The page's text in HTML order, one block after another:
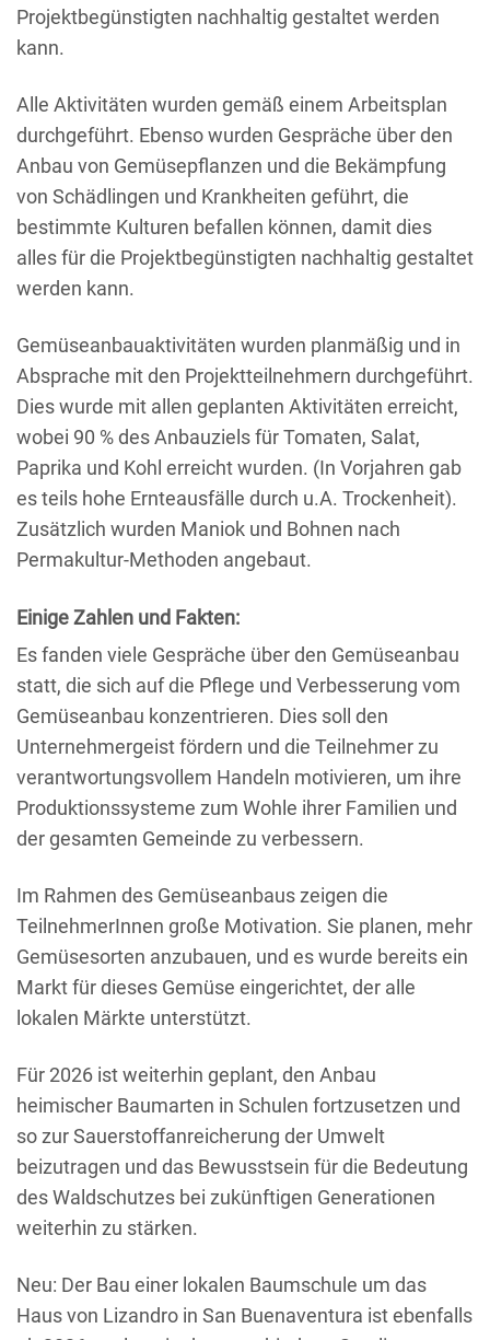
Projektbegünstigten nachhaltig gestaltet werden
kann.
Alle Aktivitäten wurden gemäß einem Arbeitsplan
durchgeführt. Ebenso wurden Gespräche über den
Anbau von Gemüsepflanzen und die Bekämpfung
von Schädlingen und Krankheiten geführt, die
bestimmte Kulturen befallen können, damit dies
alles für die Projektbegünstigten nachhaltig gestaltet
werden kann.
Gemüseanbauaktivitäten wurden planmäßig und in
Absprache mit den Projektteilnehmern durchgeführt.
Dies wurde mit allen geplanten Aktivitäten erreicht,
wobei 90 % des Anbauziels für Tomaten, Salat,
Paprika und Kohl erreicht wurden. (In Vorjahren gab
es teils hohe Ernteausfälle durch u.A. Trockenheit).
Zusätzlich wurden Maniok und Bohnen nach
Permakultur-Methoden angebaut.
Einige Zahlen und Fakten:
Es fanden viele Gespräche über den Gemüseanbau
statt, die sich auf die Pflege und Verbesserung vom
Gemüseanbau konzentrieren. Dies soll den
Unternehmergeist fördern und die Teilnehmer zu
verantwortungsvollem Handeln motivieren, um ihre
Produktionssysteme zum Wohle ihrer Familien und
der gesamten Gemeinde zu verbessern.
Im Rahmen des Gemüseanbaus zeigen die
TeilnehmerInnen große Motivation. Sie planen, mehr
Gemüsesorten anzubauen, und es wurde bereits ein
Markt für dieses Gemüse eingerichtet, der alle
lokalen Märkte unterstützt.
Für 2026 ist weiterhin geplant, den Anbau
heimischer Baumarten in Schulen fortzusetzen und
so zur Sauerstoffanreicherung der Umwelt
beizutragen und das Bewusstsein für die Bedeutung
des Waldschutzes bei zukünftigen Generationen
weiterhin zu stärken.
Neu: Der Bau einer lokalen Baumschule um das
Haus von Lizandro in San Buenaventura ist ebenfalls